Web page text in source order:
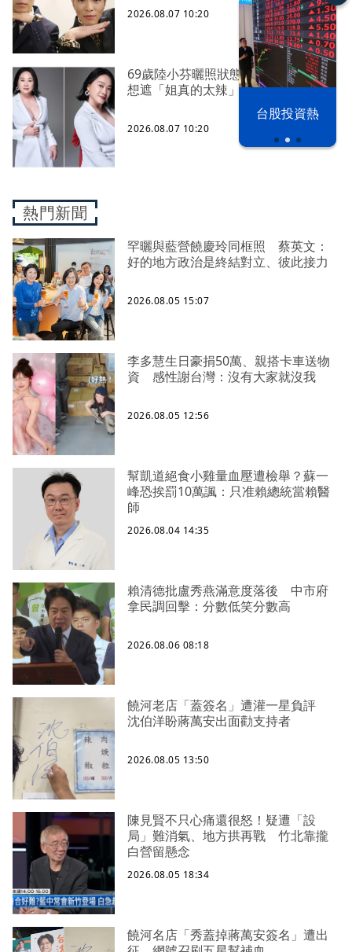
之下
台股投資熱
2026.08.07 10:20
69歲陸小芬曬照狀態驚艷四方 性感不
想遮「姐真的太辣」
2026.08.07 10:20
熱門新聞
罕曬與藍營饒慶玲同框照 蔡英文：
好的地方政治是終結對立、彼此接力
2026.08.05 15:07
李多慧生日豪捐50萬、親搭卡車送物
資 感性謝台灣：沒有大家就沒我
2026.08.05 12:56
幫凱道絕食小雞量血壓遭檢舉？蘇一
峰恐挨罰10萬諷：只准賴總統當賴醫
師
2026.08.04 14:35
賴清德批盧秀燕滿意度落後 中市府
拿民調回擊：分數低笑分數高
2026.08.06 08:18
饒河老店「蓋簽名」遭灌一星負評
沈伯洋盼蔣萬安出面勸支持者
2026.08.05 13:50
陳見賢不只心痛還很怒！疑遭「設
局」難消氣、地方拱再戰 竹北靠攏
白營留懸念
2026.08.05 18:34
饒河名店「秀蓋掉蔣萬安簽名」遭出